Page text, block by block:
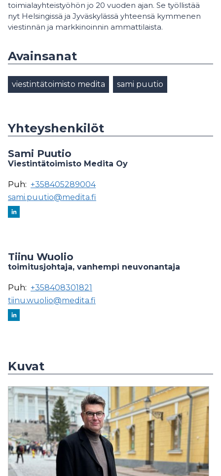
toimialayhteistyöhön jo 20 vuoden ajan. Se työllistää
nyt Helsingissä ja Jyväskylässä yhteensä kymmenen
viestinnän ja markkinoinnin ammattilaista.
Avainsanat
viestintätoimisto medita sami puutio
Yhteyshenkilöt
Sami Puutio
Viestintätoimisto Medita Oy
Puh: +358405289004
sami.puutio@medita.fi
Tiinu Wuolio
toimitusjohtaja, vanhempi neuvonantaja
Puh: +358408301821
tiinu.wuolio@medita.fi
Kuvat